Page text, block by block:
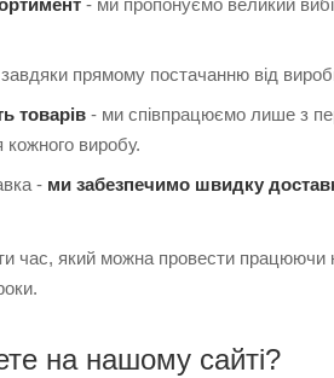
- ми пропонуємо великий
завдяки прямому постачанню від
товарів - ми співпрацюємо лише з
кожного виробу.
- ми забезпечимо швидку
час, який можна провести працюючи
на нашому сайті?